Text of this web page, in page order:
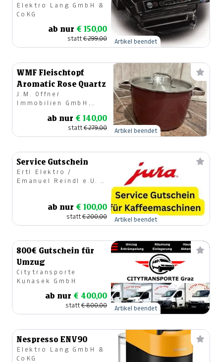
Elektro Lang GmbH &
CoKG
ab nur € 150,00
statt€ 299,00 Artikel beendet
WMF Fleischtopf
Aromatic Rose Quartz
J.M. Offner
Immobilien GmbH,
ab nur € 140,00
statt€ 279,00 Artikel beendet
Service Gutschein
Ertl Elektro /
Emanuel Reindl e.U. /
ab nur € 100,00
statt€ 200,00 Artikel beendet
800€ Gutschein für
Umzug
Citytransporte
Kunasek GmbH
ab nur € 400,00
statt€ 800,00 Artikel beendet
Nespresso ENV90
Elektro Lang GmbH &
CoKG